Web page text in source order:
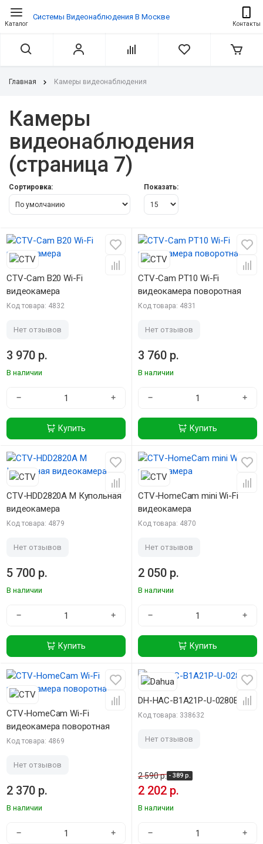
Каталог
Системы Видеонаблюдения В Москве
Контакты
Главная Камеры видеонаблюдения
Камеры
видеонаблюдения
(страница 7)
Сортировка: Показать:
CTV-Cam B20 Wi-Fi
видеокамера
Код товара: 4832
Нет отзывов
3 970 р.
В наличии
− +
Купить
CTV-Cam PT10 Wi-Fi
видеокамера поворотная
Код товара: 4831
Нет отзывов
3 760 р.
В наличии
− +
Купить
CTV-HDD2820A M Купольная
видеокамера
Код товара: 4879
Нет отзывов
5 700 р.
В наличии
− +
Купить
CTV-HomeCam mini Wi-Fi
видеокамера
Код товара: 4870
Нет отзывов
2 050 р.
В наличии
− +
Купить
CTV-HomeCam Wi-Fi
видеокамера поворотная
Код товара: 4869
Нет отзывов
2 370 р.
В наличии
− +
-15%
DH-HAC-B1A21P-U-0280B
Код товара: 338632
Нет отзывов
2 590 р. - 389 р.
2 202 р.
В наличии
− +